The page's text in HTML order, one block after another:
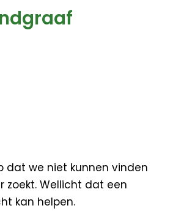
dat we niet kunnen vinden
zoekt. Wellicht dat een
kan helpen.